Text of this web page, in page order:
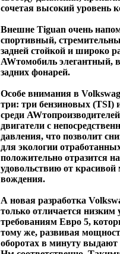
сочетая высокий уровень
Внешне Tiguan очень
спортивный,
задней стойкой и широко
AWтомобиль элегантный,
задних фонарей.
Особе внимания в
три: три бензиновых (TSI)
среди
двигатели с
давления, что позволит
для экологии
положительно отразится
удовольствию от
вождения.
А новая разработка
только отличается
требованиям Евро 5,
тому же, развивая
оборотах в минуту